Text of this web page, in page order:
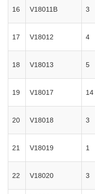
16 V18011B 3
17 V18012 4
18 V18013 5
19 V18017 14
20 V18018 3
21 V18019 1
22 V18020 3